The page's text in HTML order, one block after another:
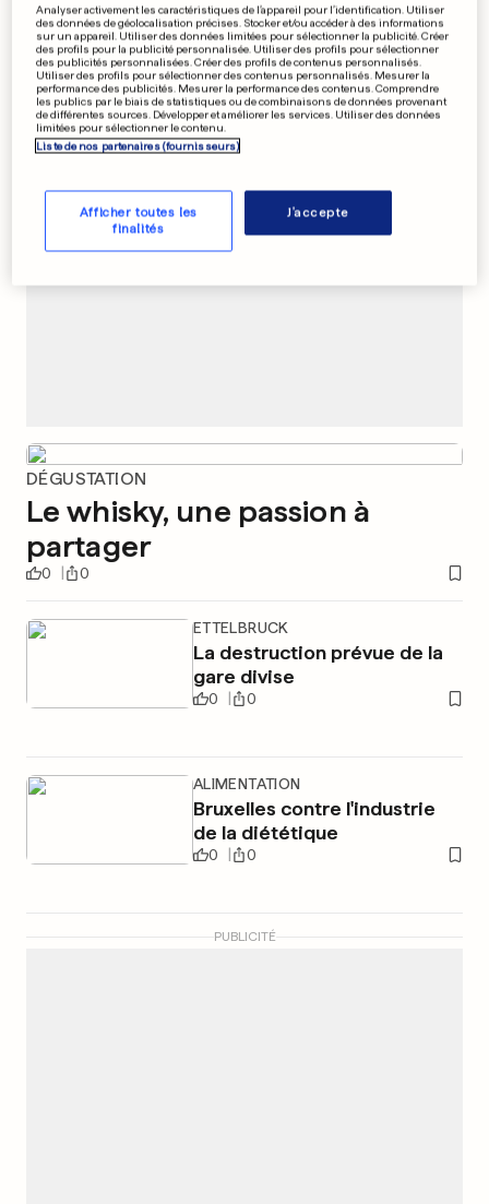
Un bel hommage à Quincy
Jones
0 0
PUBLICITÉ
DÉGUSTATION
Le whisky, une passion à
partager
0 0
ETTELBRUCK
La destruction prévue de la
gare divise
0 0
ALIMENTATION
Bruxelles contre l'industrie
de la diététique
0 0
PUBLICITÉ
Analyser activement les caractéristiques de l’appareil pour l’identification. Utiliser
des données de géolocalisation précises. Stocker et/ou accéder à des informations
sur un appareil. Utiliser des données limitées pour sélectionner la publicité. Créer
des profils pour la publicité personnalisée. Utiliser des profils pour sélectionner
des publicités personnalisées. Créer des profils de contenus personnalisés.
Utiliser des profils pour sélectionner des contenus personnalisés. Mesurer la
performance des publicités. Mesurer la performance des contenus. Comprendre
les publics par le biais de statistiques ou de combinaisons de données provenant
de différentes sources. Développer et améliorer les services. Utiliser des données
limitées pour sélectionner le contenu.
Liste de nos partenaires (fournisseurs)
Afficher toutes les
finalités
J'accepte